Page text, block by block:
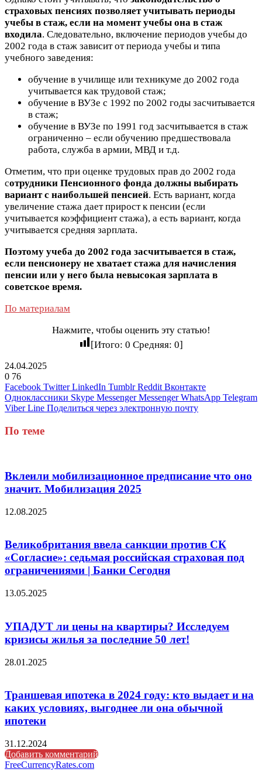
страховых пенсиях позволяет учитывать периоды
учебы в стаж, если на момент учебы она в стаж
входила. Следовательно, включение периодов учебы до
2002 года в стаж зависит от периода учебы и типа
учебного заведения:
обучение в училище или техникуме до 2002 года
учитывается как трудовой стаж;
обучение в ВУЗе с 1992 по 2002 годы засчитывается
в стаж;
обучение в ВУЗе по 1991 год засчитывается в стаж
ограниченно – если обучению предшествовала
работа, служба в армии, МВД и т.д.
Отметим, что при оценке трудовых прав до 2002 года
сотрудники Пенсионного фонда должны выбирать
вариант с наибольшей пенсией. Есть вариант, когда
увеличение стажа дает прирост к пенсии (если
учитывается коэффициент стажа), а есть вариант, когда
учитывается средняя зарплата.
Поэтому учеба до 2002 года засчитывается в стаж,
если пенсионеру не хватает стажа для начисления
пенсии или у него была невысокая зарплата в
советское время.
По материалам
Нажмите, чтобы оценить эту статью!
[Итого: 0 Средняя: 0]
24.04.2025
0 76
Facebook Twitter LinkedIn Tumblr Reddit Вконтакте
Одноклассники Skype Messenger Messenger WhatsApp Telegram
Viber Line Поделиться через электронную почту
По теме
Вклеили мобилизационное предписание что оно
значит. Мобилизация 2025
12.08.2025
Великобритания ввела санкции против СК
«Согласие»: седьмая российская страховая под
ограничениями | Банки Сегодня
13.05.2025
УПАДУТ ли цены на квартиры? Исследуем
кризисы жилья за последние 50 лет!
28.01.2025
Траншевая ипотека в 2024 году: кто выдает и на
каких условиях, выгоднее ли она обычной
ипотеки
31.12.2024
Добавить комментарий
FreeCurrencyRates.com